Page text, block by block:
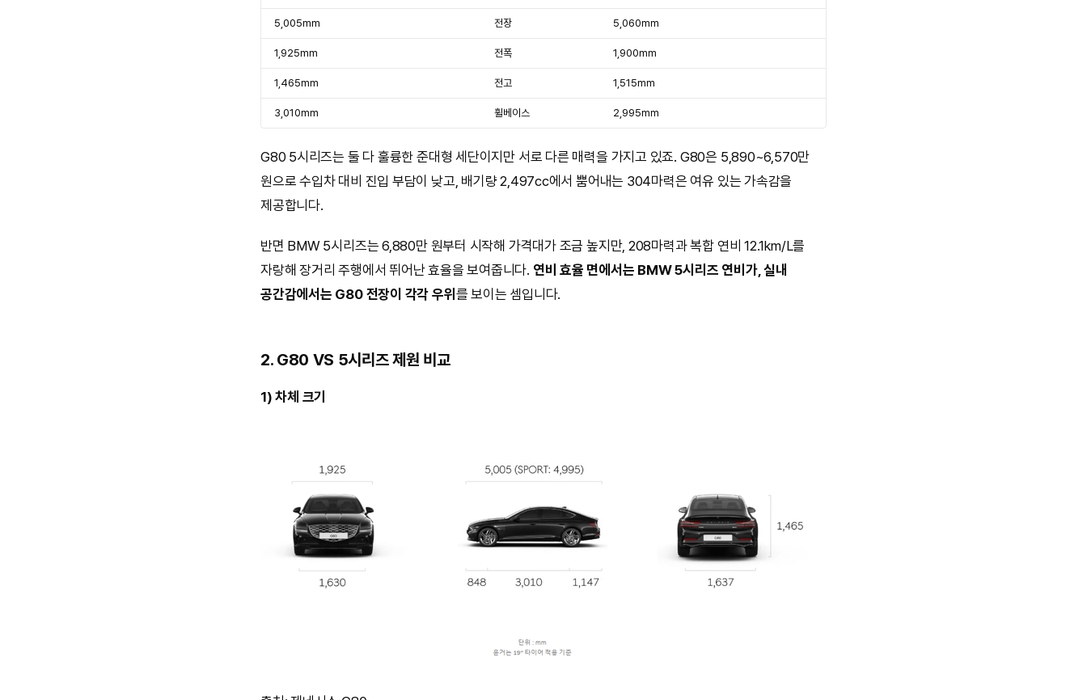
5,005mm 전장 5,060mm
1,925mm 전폭 1,900mm
1,465mm 전고 1,515mm
3,010mm 휠베이스 2,995mm
G80 5시리즈는 둘 다 훌륭한 준대형 세단이지만 서로 다른 매력을 가지고 있죠. G80은 5,890~6,570만
원으로 수입차 대비 진입 부담이 낮고, 배기량 2,497cc에서 뿜어내는 304마력은 여유 있는 가속감을
제공합니다.
반면 BMW 5시리즈는 6,880만 원부터 시작해 가격대가 조금 높지만, 208마력과 복합 연비 12.1km/L를
자랑해 장거리 주행에서 뛰어난 효율을 보여줍니다. 연비 효율 면에서는 BMW 5시리즈 연비가, 실내
공간감에서는 G80 전장이 각각 우위 를 보이는 셈입니다.
2. G80 VS 5시리즈제원 비교
1) 차체 크기